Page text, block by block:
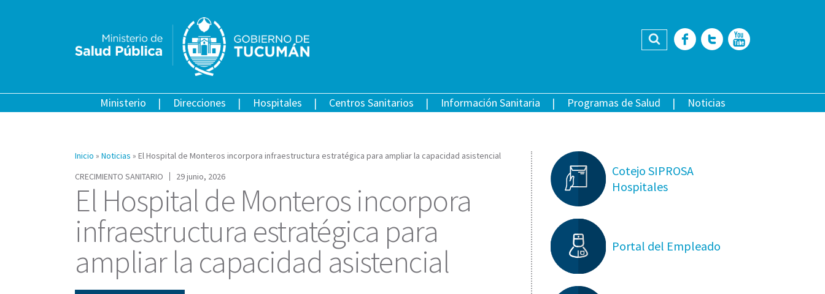
Buscar Facebook
Twitter
Ministerio Direcciones Hospitales Centros Sanitarios Información Sanitaria Programas de Salud Noticias
Inicio » Noticias » El Hospital de Monteros incorpora infraestructura estratégica para ampliar la capacidad asistencial
CRECIMIENTO SANITARIO
29 junio, 2026
El Hospital de Monteros incorpora
infraestructura estratégica para
ampliar la capacidad asistencial
Cotejo SIPROSA
Hospitales
Portal del Empleado